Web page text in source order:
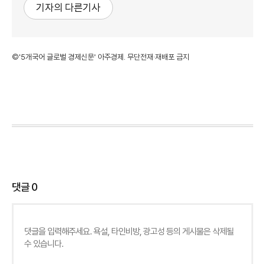
기자의 다른기사
©'5개국어 글로벌 경제신문' 아주경제. 무단전재·재배포 금지
댓글0